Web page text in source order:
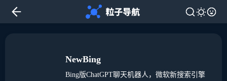
NewBing
Bing版ChatGPT聊天机器人，微软新搜索引擎